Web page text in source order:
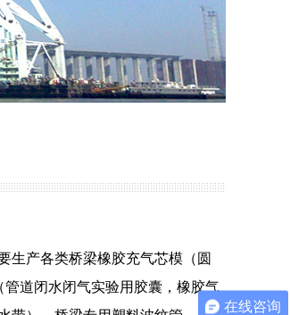
生产各类桥梁橡胶充气芯模（圆
道闭水闭气实验用胶囊，橡胶气
在线咨询